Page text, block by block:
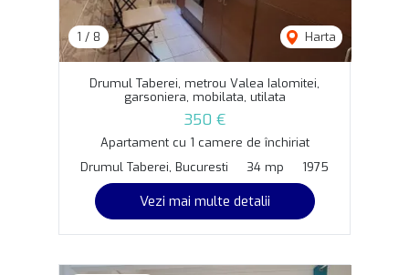
1 / 8 Harta
Drumul Taberei, metrou Valea Ialomitei,
garsoniera, mobilata, utilata
350 €
Apartament cu 1 camere de închiriat
Drumul Taberei, Bucuresti
34 mp 1975
Vezi mai multe detalii